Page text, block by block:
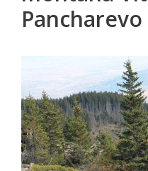
Pancharevo